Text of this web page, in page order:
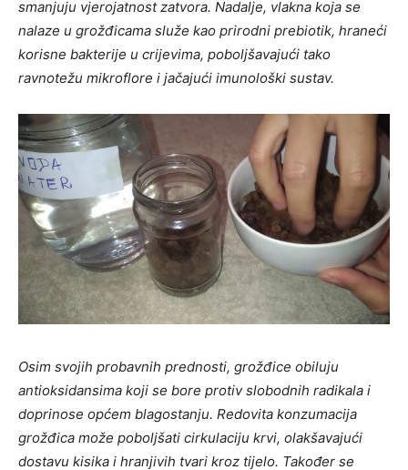
smanjuju vjerojatnost zatvora. Nadalje, vlakna koja se
nalaze u grožđicama služe kao prirodni prebiotik, hraneći
korisne bakterije u crijevima, poboljšavajući tako
ravnotežu mikroflore i jačajući imunološki sustav.
Osim svojih probavnih prednosti, grožđice obiluju
antioksidansima koji se bore protiv slobodnih radikala i
doprinose općem blagostanju. Redovita konzumacija
grožđica može poboljšati cirkulaciju krvi, olakšavajući
dostavu kisika i hranjivih tvari kroz tijelo. Također se